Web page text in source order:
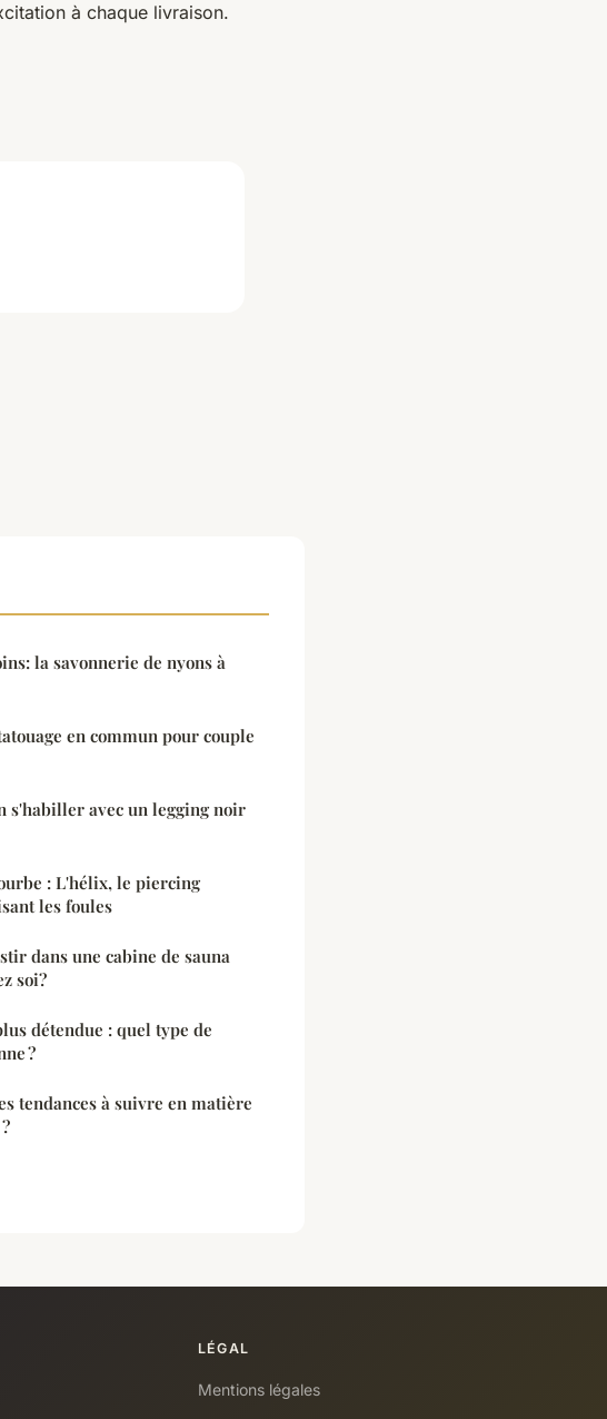
à chaque livraison.
la savonnerie de nyons à
en commun pour couple
s'habiller avec un legging noir
: L'hélix, le piercing
les foules
dans une cabine de sauna
soi?
détendue : quel type de
?
tendances à suivre en matière
LÉGAL
Mentions légales